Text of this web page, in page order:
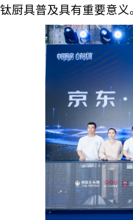
钛厨具普及具有重要意义